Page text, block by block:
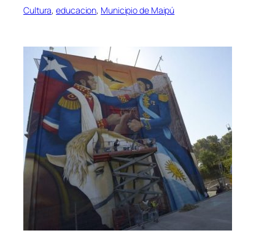
Cultura, educacion, Municipio de Maipú